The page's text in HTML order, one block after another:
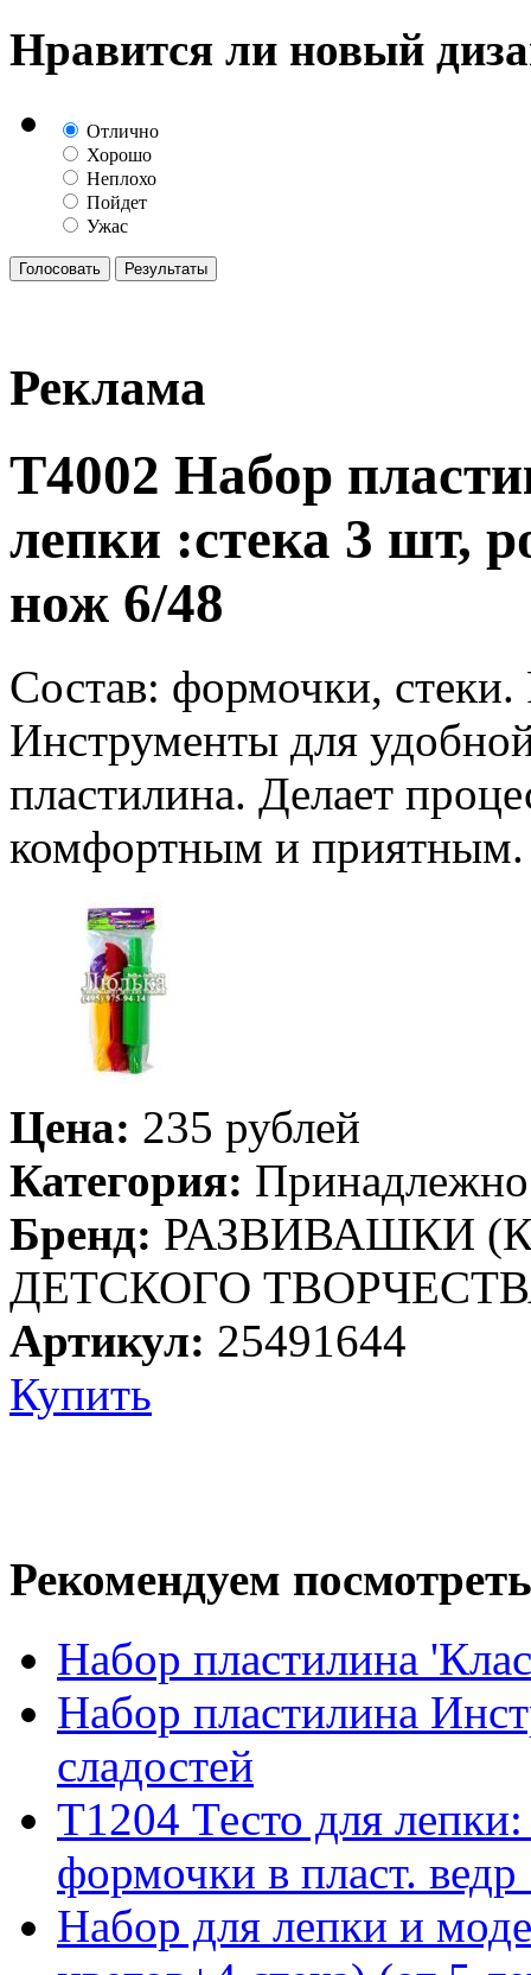
Нравится ли новый
Отлично
Хорошо
Неплохо
Пойдет
Ужас
Реклама
T4002 Набор
лепки :стека 3 шт,
нож 6/48
Состав: формочки,
Инструменты для
пластилина. Делает
комфортным и приятным.
Цена: 235 рублей
Категория:
Бренд: РАЗВИВАШКИ
ДЕТСКОГО
Артикул: 25491644
Купить
Рекомендуем
Набор пластилина
Набор пластилина
сладостей
T1204 Тесто для
формочки в пласт. ведр
Набор для лепки и